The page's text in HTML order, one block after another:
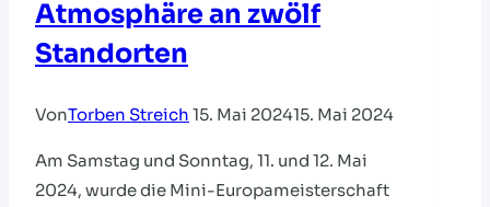
Atmosphäre an zwölf
Standorten
VonTorben Streich 15. Mai 202415. Mai 2024
Am Samstag und Sonntag, 11. und 12. Mai
2024, wurde die Mini-Europameisterschaft